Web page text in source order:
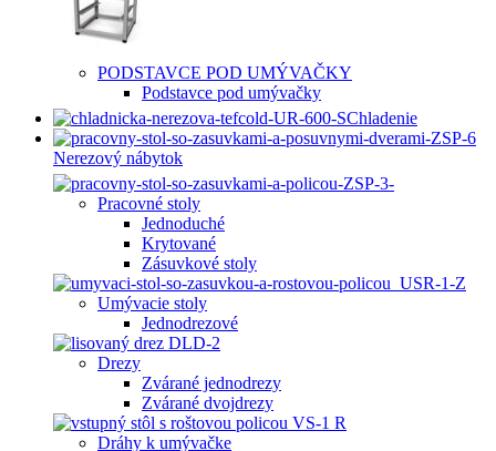
PODSTAVCE POD UMÝVAČKY
Podstavce pod umývačky
Chladenie
Nerezový nábytok
Pracovné stoly
Jednoduché
Krytované
Zásuvkové stoly
Umývacie stoly
Jednodrezové
Drezy
Zvárané jednodrezy
Zvárané dvojdrezy
Dráhy k umývačke